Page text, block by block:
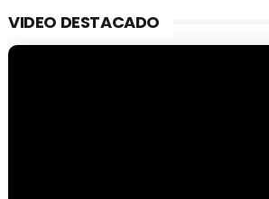
VIDEO DESTACADO